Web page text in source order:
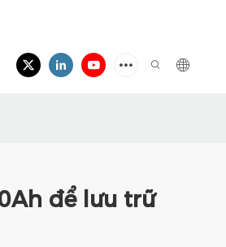
Với Chúng Tôi
để lưu trữ